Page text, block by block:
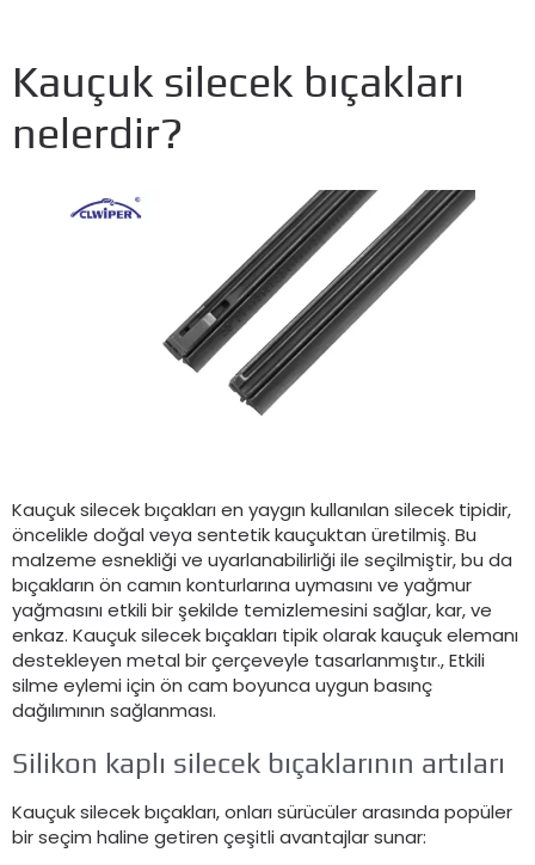
Kauçuk silecek bıçakları
nelerdir?
Kauçuk silecek bıçakları en yaygın kullanılan silecek tipidir,
öncelikle doğal veya sentetik kauçuktan üretilmiş. Bu
malzeme esnekliği ve uyarlanabilirliği ile seçilmiştir, bu da
bıçakların ön camın konturlarına uymasını ve yağmur
yağmasını etkili bir şekilde temizlemesini sağlar, kar, ve
enkaz. Kauçuk silecek bıçakları tipik olarak kauçuk elemanı
destekleyen metal bir çerçeveyle tasarlanmıştır., Etkili
silme eylemi için ön cam boyunca uygun basınç
dağılımının sağlanması.
Silikon kaplı silecek bıçaklarının artıları
Kauçuk silecek bıçakları, onları sürücüler arasında popüler
bir seçim haline getiren çeşitli avantajlar sunar: